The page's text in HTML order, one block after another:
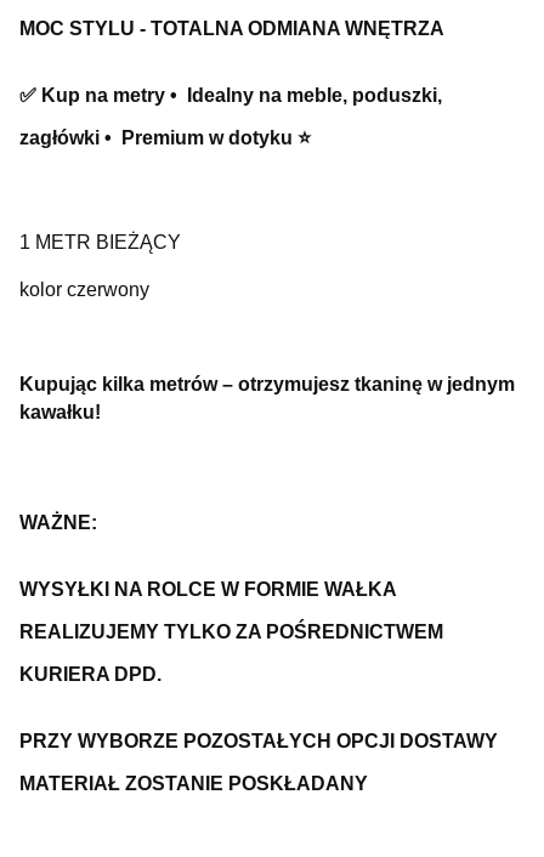
MOC STYLU - TOTALNA ODMIANA WNĘTRZA
✅ Kup na metry • Idealny na meble, poduszki,
zagłówki • Premium w dotyku ⭐️
1 METR BIEŻĄCY
kolor czerwony
Kupując kilka metrów – otrzymujesz tkaninę w jednym
kawałku!
WAŻNE:
WYSYŁKI NA ROLCE W FORMIE WAŁKA
REALIZUJEMY TYLKO ZA POŚREDNICTWEM
KURIERA DPD.
PRZY WYBORZE POZOSTAŁYCH OPCJI DOSTAWY
MATERIAŁ ZOSTANIE POSKŁADANY